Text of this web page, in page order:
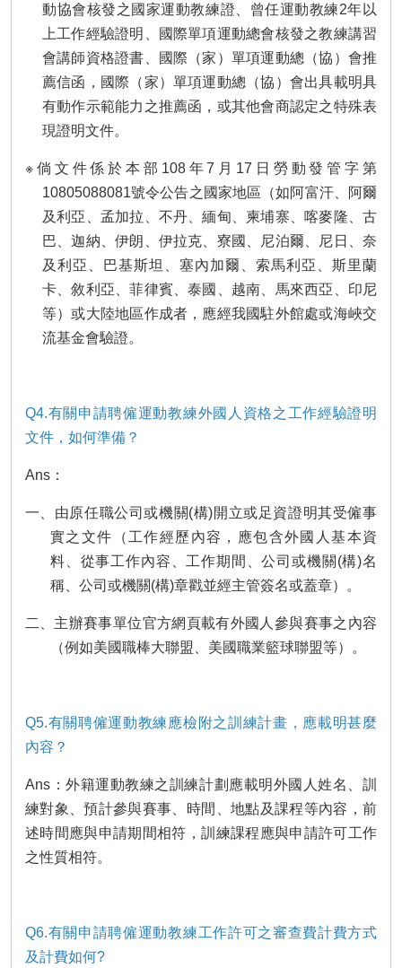
動協會核發之國家運動教練證、曾任運動教練2年以
上工作經驗證明、國際單項運動總會核發之教練講習
會講師資格證書、國際（家）單項運動總（協）會推
薦信函，國際（家）單項運動總（協）會出具載明具
有動作示範能力之推薦函，或其他會商認定之特殊表
現證明文件。
※倘文件係於本部108年7月17日勞動發管字第
10805088081號令公告之國家地區（如阿富汗、阿爾
及利亞、孟加拉、不丹、緬甸、柬埔寨、喀麥隆、古
巴、迦納、伊朗、伊拉克、寮國、尼泊爾、尼日、奈
及利亞、巴基斯坦、塞內加爾、索馬利亞、斯里蘭
卡、敘利亞、菲律賓、泰國、越南、馬來西亞、印尼
等）或大陸地區作成者，應經我國駐外館處或海峽交
流基金會驗證。
Q4.有關申請聘僱運動教練外國人資格之工作經驗證明
文件，如何準備？
Ans：
一、由原任職公司或機關(構)開立或足資證明其受僱事
實之文件（工作經歷內容，應包含外國人基本資
料、從事工作內容、工作期間、公司或機關(構)名
稱、公司或機關(構)章戳並經主管簽名或蓋章）。
二、主辦賽事單位官方網頁載有外國人參與賽事之內容
（例如美國職棒大聯盟、美國職業籃球聯盟等）。
Q5.有關聘僱運動教練應檢附之訓練計畫，應載明甚麼
內容？
Ans：外籍運動教練之訓練計劃應載明外國人姓名、訓
練對象、預計參與賽事、時間、地點及課程等內容，前
述時間應與申請期間相符，訓練課程應與申請許可工作
之性質相符。
Q6.有關申請聘僱運動教練工作許可之審查費計費方式
及計費如何?